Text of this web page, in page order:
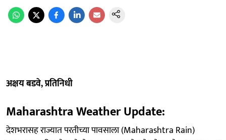
अक्षय बडवे, प्रतिनिधी
Maharashtra Weather Update:
देशभरासह राज्यात परतीच्या पावसाला (Maharashtra Rain)